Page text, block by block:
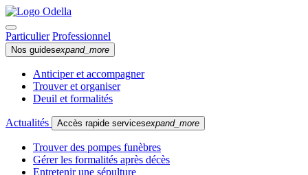
Particulier Professionnel
Nos guidesexpand_more
Anticiper et accompagner
Trouver et organiser
Deuil et formalités
Actualités Accès rapide servicesexpand_more
Trouver des pompes funèbres
Gérer les formalités après décès
Entretenir une sépulture